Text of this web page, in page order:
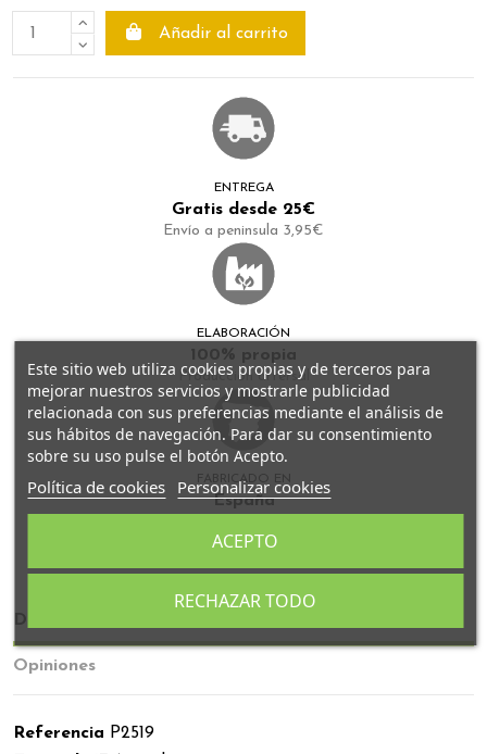
Añadir al carrito
ENTREGA
Gratis desde 25€
Envío a peninsula 3,95€
ELABORACIÓN
100% propia
Producción artersal
FABRICADO EN
España
Detalles del producto
Opiniones
Referencia P2519
Este sitio web utiliza cookies propias y de terceros para
mejorar nuestros servicios y mostrarle publicidad
relacionada con sus preferencias mediante el análisis de
sus hábitos de navegación. Para dar su consentimiento
sobre su uso pulse el botón Acepto.
Política de cookies Personalizar cookies
RECHAZAR TODO
ACEPTO